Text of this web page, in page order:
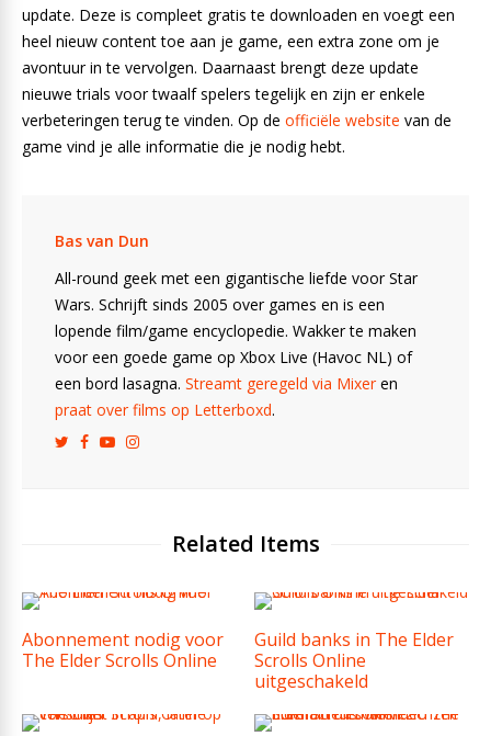
update. Deze is compleet gratis te downloaden en voegt een
heel nieuw content toe aan je game, een extra zone om je
avontuur in te vervolgen. Daarnaast brengt deze update
nieuwe trials voor twaalf spelers tegelijk en zijn er enkele
verbeteringen terug te vinden. Op de officiële website van de
game vind je alle informatie die je nodig hebt.
Bas van Dun
All-round geek met een gigantische liefde voor Star
Wars. Schrijft sinds 2005 over games en is een
lopende film/game encyclopedie. Wakker te maken
voor een goede game op Xbox Live (Havoc NL) of
een bord lasagna. Streamt geregeld via Mixeren
praat over films op Letterboxd.
Related Items
Abonnement nodig voor
The Elder Scrolls Online
Guild banks in The Elder
Scrolls Online
uitgeschakeld